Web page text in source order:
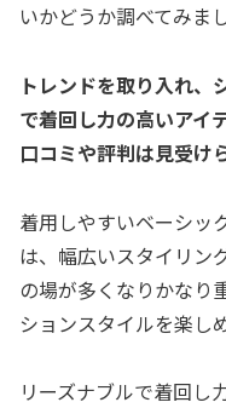
いかどうか調べてみま
トレンドを取り入れ、
で着回し力の高いアイ
口コミや評判は見受け
着用しやすいベーシッ
は、幅広いスタイリン
の場が多くなりかなり
ションスタイルを楽し
リーズナブルで着回し